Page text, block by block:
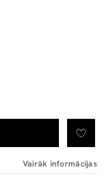
Vairāk informācijas